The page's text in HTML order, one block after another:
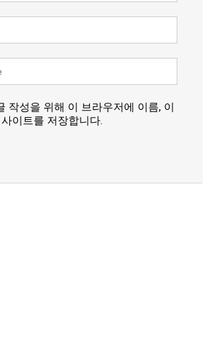
작성을 위해 이 브라우저에 이름, 이
이트를 저장합니다.